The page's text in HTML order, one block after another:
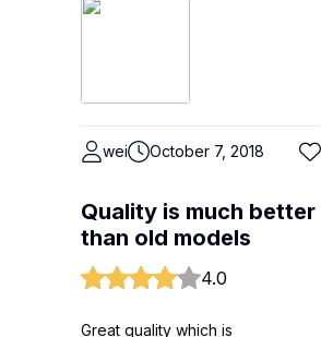
wei October 7, 2018
Quality is much better
than old models
4.0
Great quality which is